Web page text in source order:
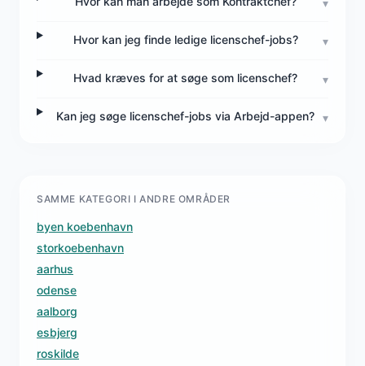
Hvor kan jeg finde ledige licenschef-jobs? ▾
Hvad kræves for at søge som licenschef? ▾
Kan jeg søge licenschef-jobs via Arbejd-appen? ▾
SAMME KATEGORI I ANDRE OMRÅDER
byen koebenhavn
storkoebenhavn
aarhus
odense
aalborg
esbjerg
roskilde